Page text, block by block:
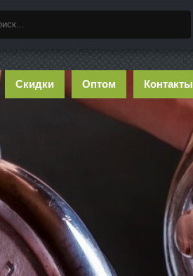
Скидки Оптом Контакты